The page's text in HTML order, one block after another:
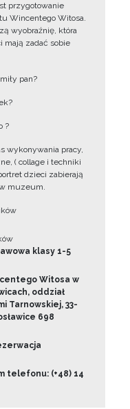
przygotowanie
Wincentego Witosa.
wyobraźnię, która
mają zadać sobie
pan?
?
wykonywania pracy,
( collage i techniki
dzieci zabierają
muzeum.
klasy 1-5
Witosa w
oddział
Tarnowskiej, 33-
698
telefonu: (+48) 14